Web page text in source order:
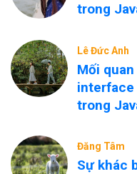
trong
Lê Đức Anh
Mối
interface
trong
Đăng Tâm
Sự khác